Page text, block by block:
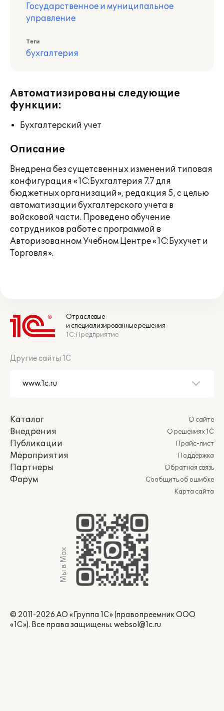
Государственное и муниципальное
управление
Теги
бухгалтерия
Автоматизированы следующие
функции:
Бухгалтерский учет
Описание
Внедрена без сущетсвенных изменений типовая
конфигурация «1С:Бухгалтерия 7.7 для
бюджетных организаций», редакция 5, с целью
автоматизации бухгалтерского учета в
войсковой части. Проведено обучение
сотрудников работе с программой в
Авторизованном Учебном Центре «1С:Бухучет и
Торговля».
Отраслевые
и специализированные решения
1С:Предприятие
Другие сайты 1С
Каталог
Внедрения
Публикации
Мероприятия
Партнеры
Форум
О сайте
О решениях 1С
Прайс-лист
Поддержка
Обратная связь
Сообщить об ошибке
Карта сайта
Мы в Max
© 2011-2026 АО «Группа 1С» (правопреемник ООО
«1С»). Все права защищены. websol@1c.ru